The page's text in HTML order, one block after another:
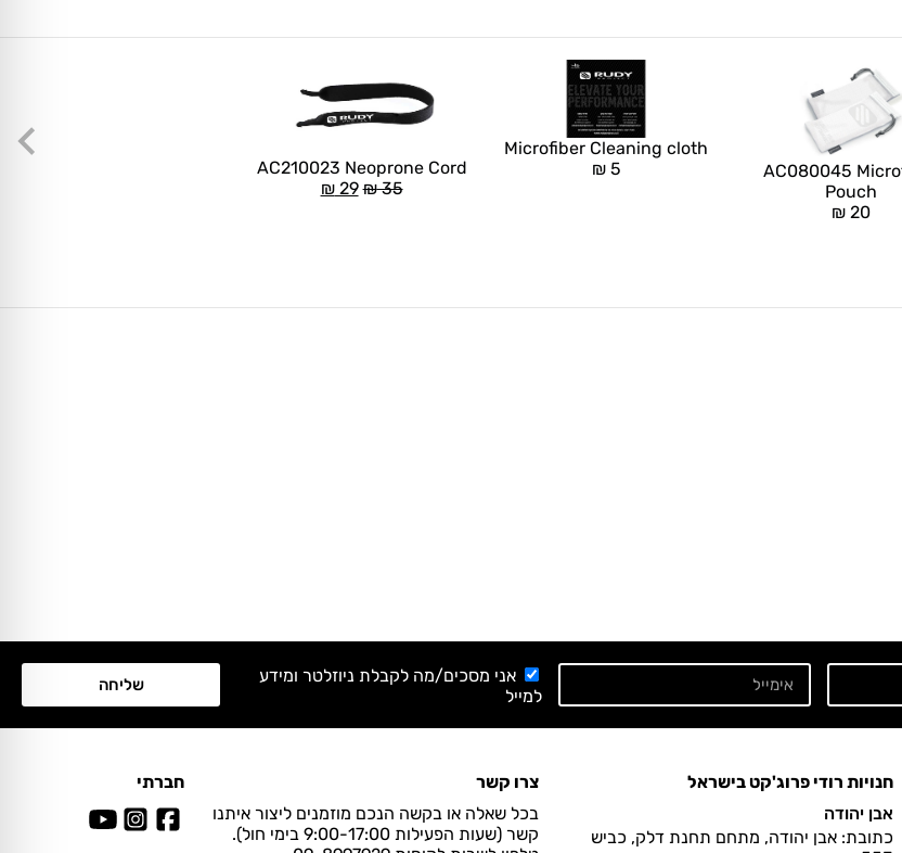
AC080045
Pouch
₪20
Microfiber Cleaning cloth
₪5
AC210023 Neoprone Cord
₪35
₪29
אני מסכים/מה לקבלת ניוזלטר ומידע
למייל
שליחה
חנויות רודי פרוג'קט בישראל
אבן יהודה
כתובת: אבן יהודה, מתחם תחנת דלק, כביש
צרו קשר
בכל שאלה או בקשה הנכם מוזמנים ליצור איתנו
קשר (שעות הפעילות 9:00-17:00 בימי חול).
חברתי